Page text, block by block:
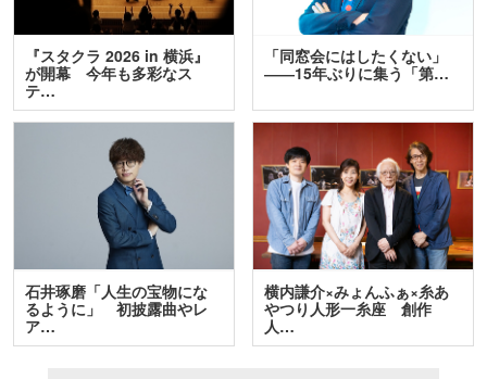
『スタクラ 2026 in 横浜』
が開幕 今年も多彩なス
テ…
「同窓会にはしたくない」
――15年ぶりに集う「第…
石井琢磨「人生の宝物にな
るように」 初披露曲やレ
ア…
横内謙介×みょんふぁ×糸あ
やつり人形一糸座 創作
人…